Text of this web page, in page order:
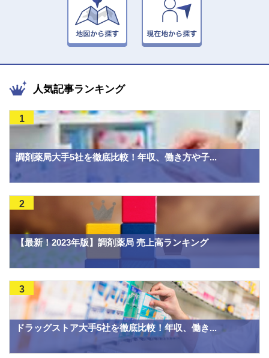
人気記事ランキング
調剤薬局大手5社を徹底比較！年収、働き方や子...
1
【最新！2023年版】調剤薬局 売上高ランキング
2
ドラッグストア大手5社を徹底比較！年収、働き...
3